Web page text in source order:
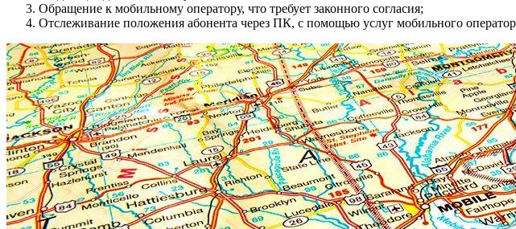
Обращение к мобильному оператору, что требует законного согласия;
Отслеживание положения абонента через ПК, с помощью услуг мобильного